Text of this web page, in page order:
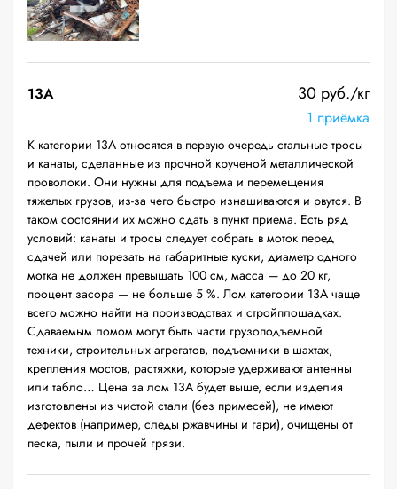
13А 30 руб./кг
1 приёмка
К категории 13А относятся в первую очередь стальные тросы
и канаты, сделанные из прочной крученой металлической
проволоки. Они нужны для подъема и перемещения
тяжелых грузов, из-за чего быстро изнашиваются и рвутся. В
таком состоянии их можно сдать в пункт приема. Есть ряд
условий: канаты и тросы следует собрать в моток перед
сдачей или порезать на габаритные куски, диаметр одного
мотка не должен превышать 100 см, масса — до 20 кг,
процент засора — не больше 5 %. Лом категории 13А чаще
всего можно найти на производствах и стройплощадках.
Сдаваемым ломом могут быть части грузоподъемной
техники, строительных агрегатов, подъемники в шахтах,
крепления мостов, растяжки, которые удерживают антенны
или табло… Цена за лом 13А будет выше, если изделия
изготовлены из чистой стали (без примесей), не имеют
дефектов (например, следы ржавчины и гари), очищены от
песка, пыли и прочей грязи.